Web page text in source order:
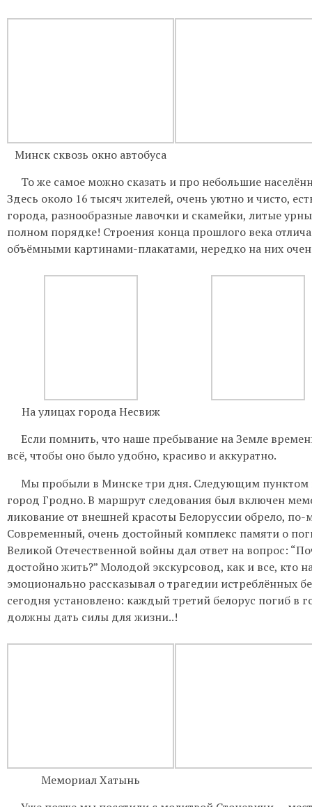
Минск сквозь окно автобуса
Тоже самое можно сказать и про небольшие
Здесь около 16 тысяч жителей, очень уютно и чисто,
города, разнообразные лавочки и скамейки, литые урны
полном порядке! Строения конца прошлого века
объёмными картинами-плакатами, нередко на них
На улицах города Несвиж
Если помнить, что наше пребывание на Земле
всё, чтобы оно было удобно, красиво и аккуратно.
Мы пробыли в Минске три дня. Следующим пунктом
город Гродно. В маршрут следования был включен
ликование от внешней красоты Белоруссии обрело, по-
Современный, очень достойный комплекс памяти о
Великой Отечественной войны дал ответ на вопрос:
достойножить?” Молодой экскурсовод, как и все, кто
эмоционально рассказывал о трагедии истреблённых
сегодня установлено: каждый третий белорус погиб в
должны дать силы для жизни..!
Мемориал Хатынь